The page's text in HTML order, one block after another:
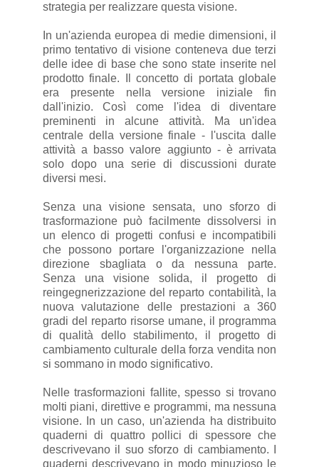
strategia per realizzare questa visione.
In un'azienda europea di medie dimensioni, il
primo tentativo di visione conteneva due terzi
delle idee di base che sono state inserite nel
prodotto finale. Il concetto di portata globale
era presente nella versione iniziale fin
dall'inizio. Così come l'idea di diventare
preminenti in alcune attività. Ma un'idea
centrale della versione finale - l'uscita dalle
attività a basso valore aggiunto - è arrivata
solo dopo una serie di discussioni durate
diversi mesi.
Senza una visione sensata, uno sforzo di
trasformazione può facilmente dissolversi in
un elenco di progetti confusi e incompatibili
che possono portare l'organizzazione nella
direzione sbagliata o da nessuna parte.
Senza una visione solida, il progetto di
reingegnerizzazione del reparto contabilità, la
nuova valutazione delle prestazioni a 360
gradi del reparto risorse umane, il programma
di qualità dello stabilimento, il progetto di
cambiamento culturale della forza vendita non
si sommano in modo significativo.
Nelle trasformazioni fallite, spesso si trovano
molti piani, direttive e programmi, ma nessuna
visione. In un caso, un'azienda ha distribuito
quaderni di quattro pollici di spessore che
descrivevano il suo sforzo di cambiamento. I
quaderni descrivevano in modo minuzioso le